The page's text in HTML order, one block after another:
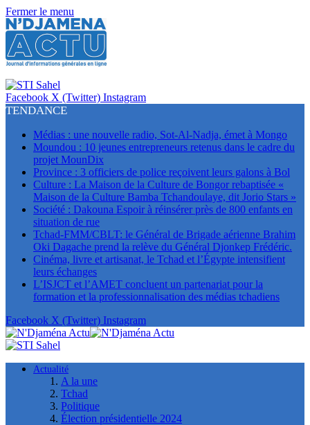
Fermer le menu
Facebook X (Twitter) Instagram
TENDANCE
Médias : une nouvelle radio, Sot-Al-Nadja, émet à Mongo
Moundou : 10 jeunes entrepreneurs retenus dans le cadre du
projet MounDix
Province : 3 officiers de police reçoivent leurs galons à Bol
Culture : La Maison de la Culture de Bongor rebaptisée «
Maison de la Culture Bamba Tchandoulaye, dit Jorio Stars »
Société : Dakouna Espoir à réinsérer près de 800 enfants en
situation de rue
Tchad-FMM/CBLT: le Général de Brigade aérienne Brahim
Oki Dagache prend la relève du Général Djonkep Frédéric.
Cinéma, livre et artisanat, le Tchad et l’Égypte intensifient
leurs échanges
L’ISJCT et l’AMET concluent un partenariat pour la
formation et la professionnalisation des médias tchadiens
Facebook X (Twitter) Instagram
Actualité
A la une
Tchad
Politique
Élection présidentielle 2024